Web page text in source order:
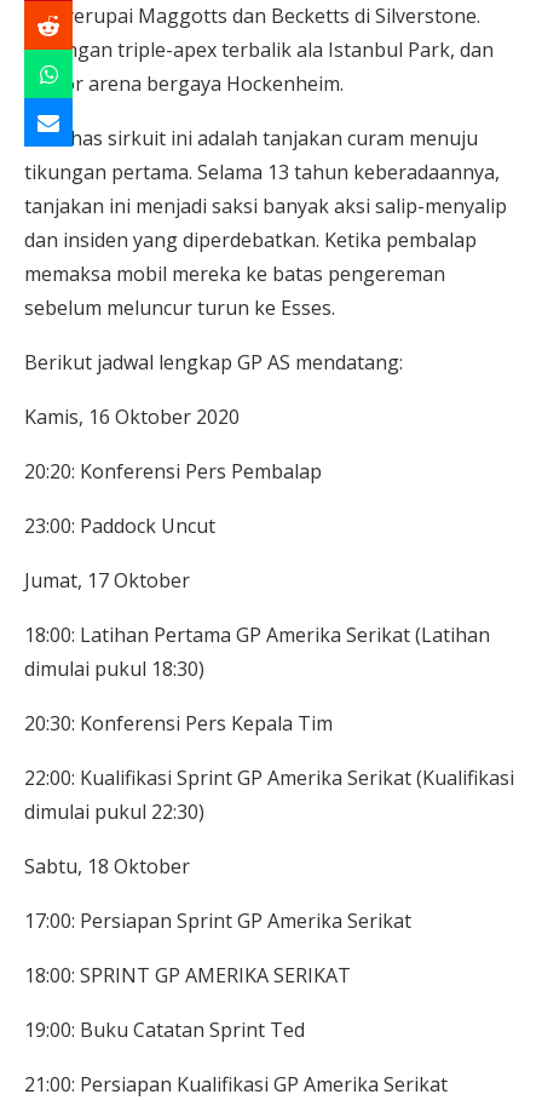
menyerupai Maggotts dan Becketts di Silverstone.
Tikungan triple-apex terbalik ala Istanbul Park, dan
sektor arena bergaya Hockenheim.
Ciri khas sirkuit ini adalah tanjakan curam menuju
tikungan pertama. Selama 13 tahun keberadaannya,
tanjakan ini menjadi saksi banyak aksi salip-menyalip
dan insiden yang diperdebatkan. Ketika pembalap
memaksa mobil mereka ke batas pengereman
sebelum meluncur turun ke Esses.
Berikut jadwal lengkap GP AS mendatang:
Kamis, 16 Oktober 2020
20:20: Konferensi Pers Pembalap
23:00: Paddock Uncut
Jumat, 17 Oktober
18:00: Latihan Pertama GP Amerika Serikat (Latihan
dimulai pukul 18:30)
20:30: Konferensi Pers Kepala Tim
22:00: Kualifikasi Sprint GP Amerika Serikat (Kualifikasi
dimulai pukul 22:30)
Sabtu, 18 Oktober
17:00: Persiapan Sprint GP Amerika Serikat
18:00: SPRINT GP AMERIKA SERIKAT
19:00: Buku Catatan Sprint Ted
21:00: Persiapan Kualifikasi GP Amerika Serikat